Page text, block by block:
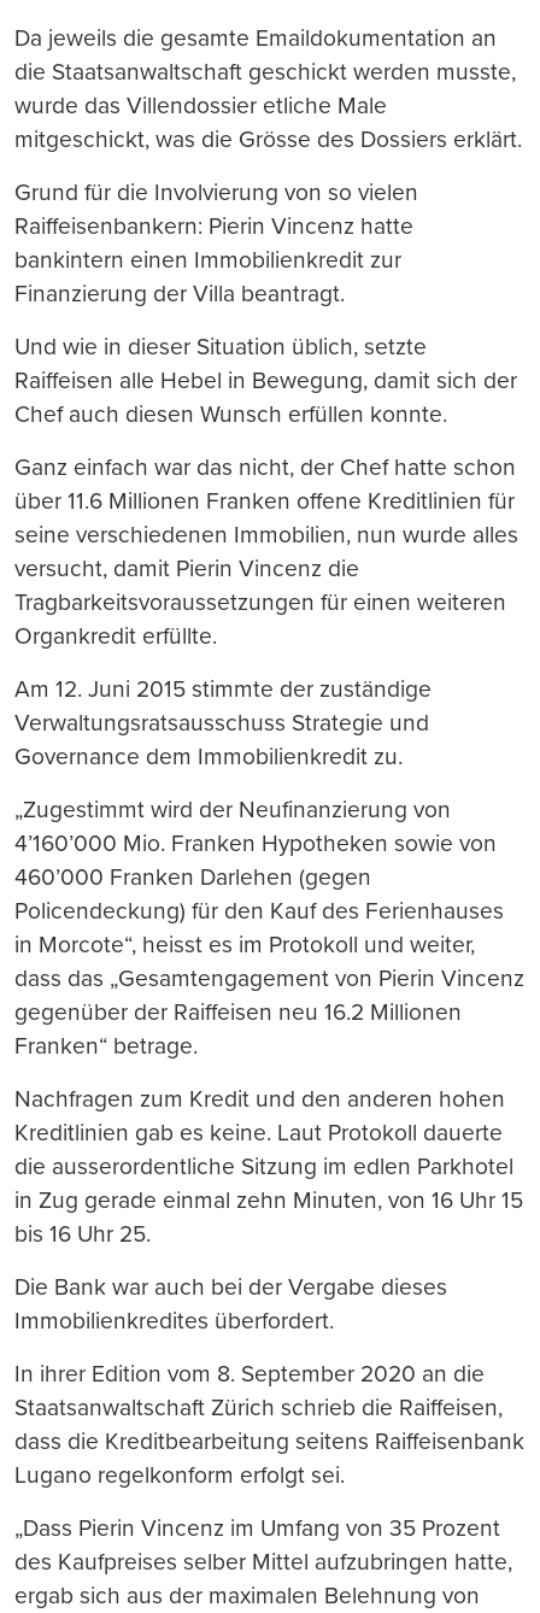
Da jeweils die gesamte Emaildokumentation an
die Staatsanwaltschaft geschickt werden musste,
wurde das Villendossier etliche Male
mitgeschickt, was die Grösse des Dossiers erklärt.
Grund für die Involvierung von so vielen
Raiffeisenbankern: Pierin Vincenz hatte
bankintern einen Immobilienkredit zur
Finanzierung der Villa beantragt.
Und wie in dieser Situation üblich, setzte
Raiffeisen alle Hebel in Bewegung, damit sich der
Chef auch diesen Wunsch erfüllen konnte.
Ganz einfach war das nicht, der Chef hatte schon
über 11.6 Millionen Franken offene Kreditlinien für
seine verschiedenen Immobilien, nun wurde alles
versucht, damit Pierin Vincenz die
Tragbarkeitsvoraussetzungen für einen weiteren
Organkredit erfüllte.
Am 12. Juni 2015 stimmte der zuständige
Verwaltungsratsausschuss Strategie und
Governance dem Immobilienkredit zu.
„Zugestimmt wird der Neufinanzierung von
4’160’000 Mio. Franken Hypotheken sowie von
460’000 Franken Darlehen (gegen
Policendeckung) für den Kauf des Ferienhauses
in Morcote“, heisst es im Protokoll und weiter,
dass das „Gesamtengagement von Pierin Vincenz
gegenüber der Raiffeisen neu 16.2 Millionen
Franken“ betrage.
Nachfragen zum Kredit und den anderen hohen
Kreditlinien gab es keine. Laut Protokoll dauerte
die ausserordentliche Sitzung im edlen Parkhotel
in Zug gerade einmal zehn Minuten, von 16 Uhr 15
bis 16 Uhr 25.
Die Bank war auch bei der Vergabe dieses
Immobilienkredites überfordert.
In ihrer Edition vom 8. September 2020 an die
Staatsanwaltschaft Zürich schrieb die Raiffeisen,
dass die Kreditbearbeitung seitens Raiffeisenbank
Lugano regelkonform erfolgt sei.
„Dass Pierin Vincenz im Umfang von 35 Prozent
des Kaufpreises selber Mittel aufzubringen hatte,
ergab sich aus der maximalen Belehnung von